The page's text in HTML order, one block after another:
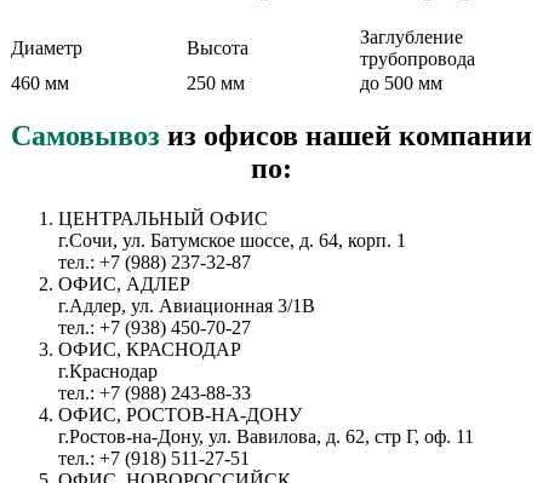
Диаметр Высота
Заглубление
трубопровода
460 мм
250 мм до 500 мм
Самовывоз из офисов нашей компании
по:
ЦЕНТРАЛЬНЫЙ ОФИС
г.Сочи, ул. Батумское шоссе, д. 64, корп. 1
тел.: +7 (988) 237-32-87
ОФИС, АДЛЕР
г.Адлер, ул. Авиационная 3/1В
тел.: +7 (938) 450-70-27
ОФИС, КРАСНОДАР
г.Краснодар
тел.: +7 (988) 243-88-33
ОФИС, РОСТОВ-НА-ДОНУ
г.Ростов-на-Дону, ул. Вавилова, д. 62, стр Г, оф. 11
тел.: +7 (918) 511-27-51